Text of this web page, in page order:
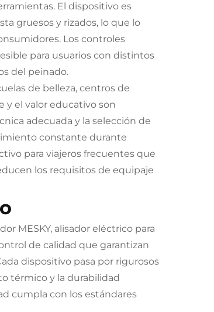
El dispositivo es
gruesos y rizados, lo que lo
Los controles
para usuarios con distintos
del peinado.
de belleza, centros de
el valor educativo son
adecuada y la selección de
constante durante
para viajeros frecuentes que
los requisitos de equipaje
MESKY, alisador eléctrico para
de calidad que garantizan
dispositivo pasa por rigurosos
térmico y la durabilidad
cumpla con los estándares